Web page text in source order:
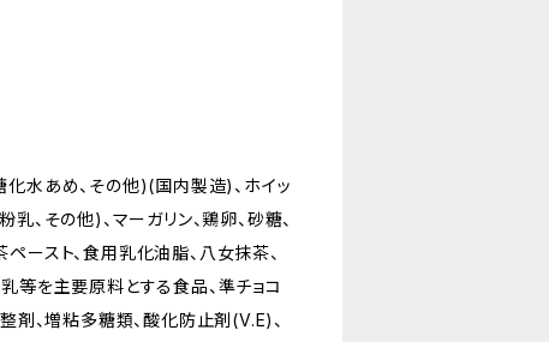
化水あめ、その他)(国内製造)、ホイッ
、その他)、マーガリン、鶏卵、砂糖、
ースト、食用乳化油脂、八女抹茶、
等を主要原料とする食品、準チョコ
剤、増粘多糖類、酸化防止剤(V.E)、